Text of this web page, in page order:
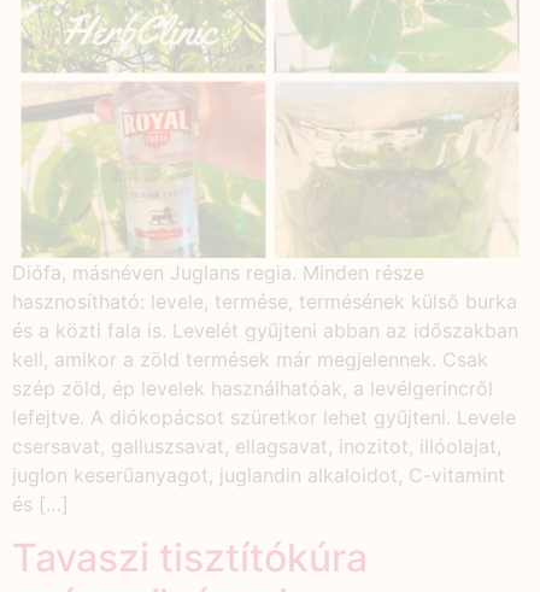
Diófa, másnéven Juglans regia. Minden része
hasznosítható: levele, termése, termésének külső burka
és a közti fala is. Levelét gyűjteni abban az időszakban
kell, amikor a zöld termések már megjelennek. Csak
szép zöld, ép levelek használhatóak, a levélgerincről
lefejtve. A diókopácsot szüretkor lehet gyűjteni. Levele
csersavat, galluszsavat, ellagsavat, inozitot, illóolajat,
juglon keserűanyagot, juglandin alkaloidot, C-vitamint
és […]
Tavaszi tisztítókúra